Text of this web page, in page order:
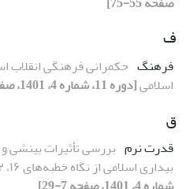
ف
فرهنگ حکمرانی فرهنگی انقلاب
اسلامی[دوره 11، شماره 4، 1401، صفحه 127-144]
ق
قدرت نرم بررسی تأثیرات
بیداری اسلامی از نگاه خطبه‌های ۱۶، ۲۲ و ۹۳ نهج‌البلاغه